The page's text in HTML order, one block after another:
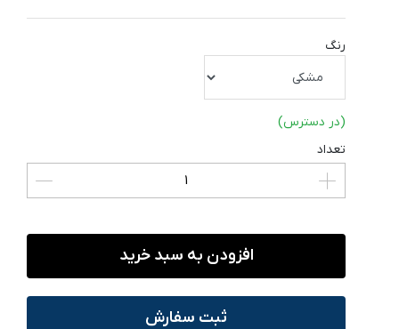
رنگ
(در دسترس)
تعداد
افزودن به سبد خرید
ثبت سفارش